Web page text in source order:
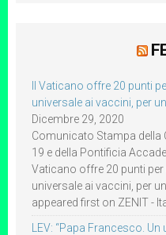
Il Vaticano offre 20 punti
universale ai vaccini, per
Dicembre 29, 2020
Comunicato Stampa
19 e della Pontificia
Vaticano offre 20 punti
universale ai vaccini, per
appeared first on ZENIT -
LEV: “Papa Francesco.